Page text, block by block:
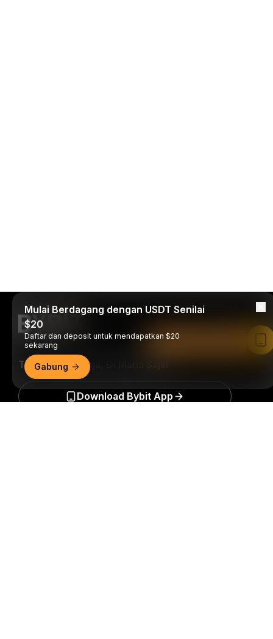
Trade Kapan Saja, Di Mana Saja!
Download Bybit App
Mulai Berdagang dengan USDT Senilai
$20
Daftar dan deposit untuk mendapatkan $20
sekarang
Gabung
Baca di Aplikasi Bybit